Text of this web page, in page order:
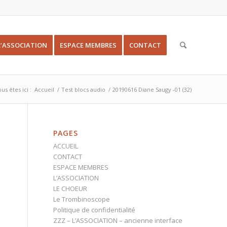
ESPACE MEMBRES CONTACT
êtes ici : Accueil / Test blocs audio / 20190616 Diane Saugy -01 (32)
PAGES
ACCUEIL
CONTACT
ESPACE MEMBRES
L’ASSOCIATION
LE CHOEUR
Le Trombinoscope
Politique de confidentialité
ZZZ – L’ASSOCIATION – ancienne interface